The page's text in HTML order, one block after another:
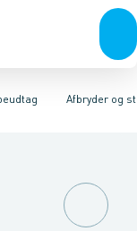
Forgreningsmateriel
Afbryder og